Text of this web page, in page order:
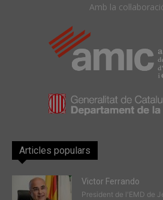
Amb la
Articles populars
Victor Ferrando
President de l'EMD de